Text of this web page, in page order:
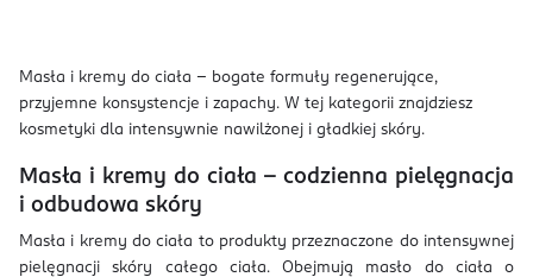
Masła i kremy do ciała – bogate formuły regenerujące,
przyjemne konsystencje i zapachy. W tej kategorii znajdziesz
kosmetyki dla intensywnie nawilżonej i gładkiej skóry.
Masła i kremy do ciała – codzienna pielęgnacja
i odbudowa skóry
Masła i kremy do ciała to produkty przeznaczone do intensywnej
pielęgnacji skóry całego ciała. Obejmują masło do ciała o